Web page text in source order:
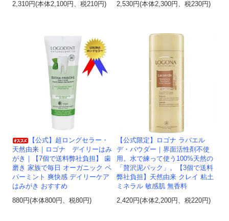
2,310円(本体2,100円、税210円)
2,530円(本体2,300円、税230円)
【公式】超ロングセラー・
天然由来｜ロゴナ デイリーはみ
がき｜【7個で送料弊社負担】 歯
磨き 家族で毎日 オーガニック ペ
パーミント 爽快感 デイリーケア
はみがき おすすめ
880円(本体800円、税80円)
【公式限定】ロゴナ ラバエル
デ・パウダー｜界面活性剤不使
用。水で練って使う100%天然の
「贅沢泥パック」。【3個で送料
弊社負担】天然由来 クレイ 粘土
ミネラル 敏感肌 無香料
2,420円(本体2,200円、税220円)